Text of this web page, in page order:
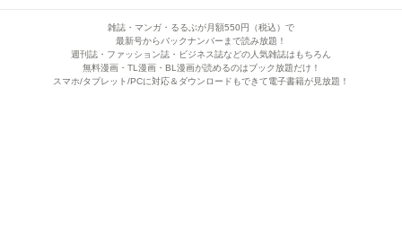
雑誌・マンガ・るるぶが月額550円（税込）で
最新号からバックナンバーまで読み放題！
週刊誌・ファッション誌・ビジネス誌などの人気雑誌はもちろん
無料漫画・TL漫画・BL漫画が読めるのはブック放題だけ！
スマホ/タブレット/PCに対応＆ダウンロードもできて電子書籍が見放題！